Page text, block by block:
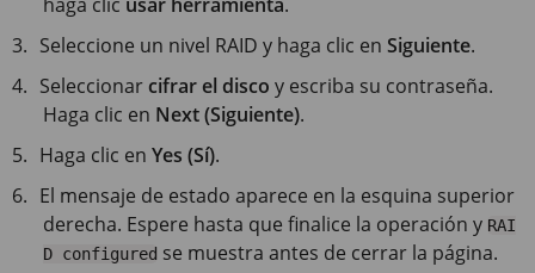
Seleccione un nivel RAID y haga clic enSiguiente.
Seleccionarcifrar el disco y escriba su contraseña.
Haga clic en Next (Siguiente).
Haga clic enYes (Sí).
El mensaje de estado aparece en la esquina superior
derecha. Espere hasta que finalice la operación y RAI
D configured se muestra antes de cerrar la página.